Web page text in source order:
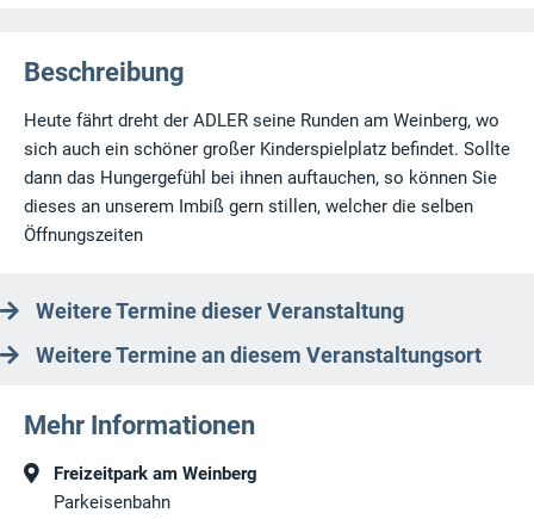
Beschreibung
Heute fährt dreht der ADLER seine Runden am Weinberg, wo
sich auch ein schöner großer Kinderspielplatz befindet. Sollte
dann das Hungergefühl bei ihnen auftauchen, so können Sie
dieses an unserem Imbiß gern stillen, welcher die selben
Öffnungszeiten
Weitere Termine dieser Veranstaltung
Weitere Termine an diesem Veranstaltungsort
Mehr Informationen
Freizeitpark am Weinberg
Parkeisenbahn